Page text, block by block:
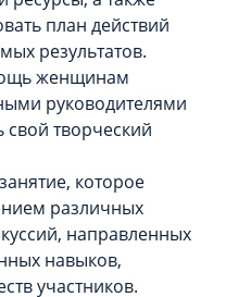
план действий
результатов.
женщинам
руководителями
свой творческий
которое
различных
направленных
навыков,
участников.